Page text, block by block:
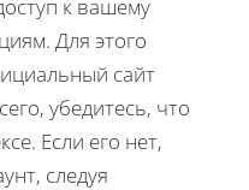
к вашему
Для этого
сайт
убедитесь, что
Если его нет,
следуя